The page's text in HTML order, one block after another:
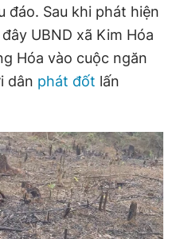
đáo. Sau khi phát hiện
UBND xã Kim Hóa
Hóa vào cuộc ngăn
dân phát đốt lấn